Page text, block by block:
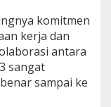
komitmen
kerja dan
antara
sangat
sampai ke